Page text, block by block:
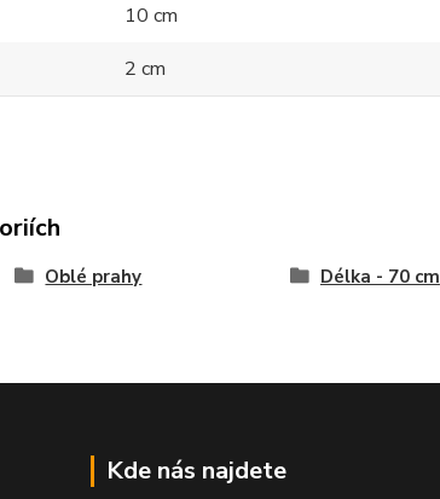
10 cm
2 cm
Oblé prahy Délka - 70 cm
Kde nás najdete